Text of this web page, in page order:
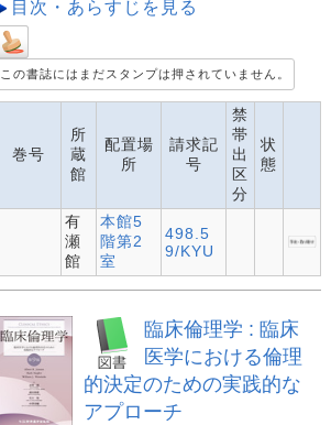
目次・あらすじを見る
この書誌にはまだスタンプは押されていません。
巻号
所
蔵
館
配置場
所
請求記
号
禁
帯
出
区
分
状
態
有
瀬
館
本館5
階第2
室
498.5
9/KYU
臨床倫理学 : 臨床
医学における倫理
的決定のための実践的な
アプローチ